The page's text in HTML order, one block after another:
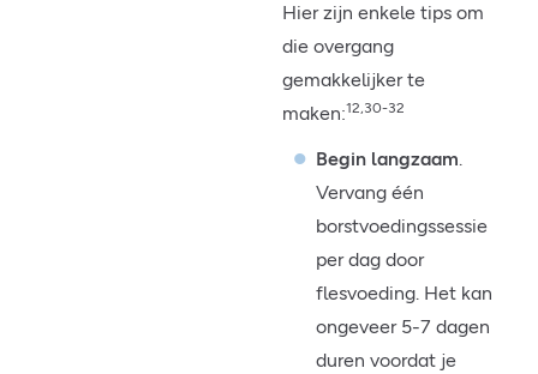
Hier zijn enkele tips om
die overgang
gemakkelijker te
maken:12,30-32
Begin langzaam.
Vervang één
borstvoedingssessie
per dag door
flesvoeding. Het kan
ongeveer 5-7 dagen
duren voordat je